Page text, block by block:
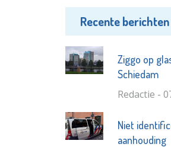
Recente berichten
Ziggo op
Schiedam
Redactie -
Niet
aanhouding